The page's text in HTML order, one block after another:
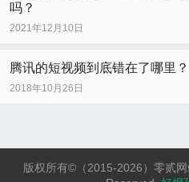
吗？
2021年12月10日
腾讯的短视频到底错在了哪里？
2018年10月26日
版权所有©（2015-2026）零贰